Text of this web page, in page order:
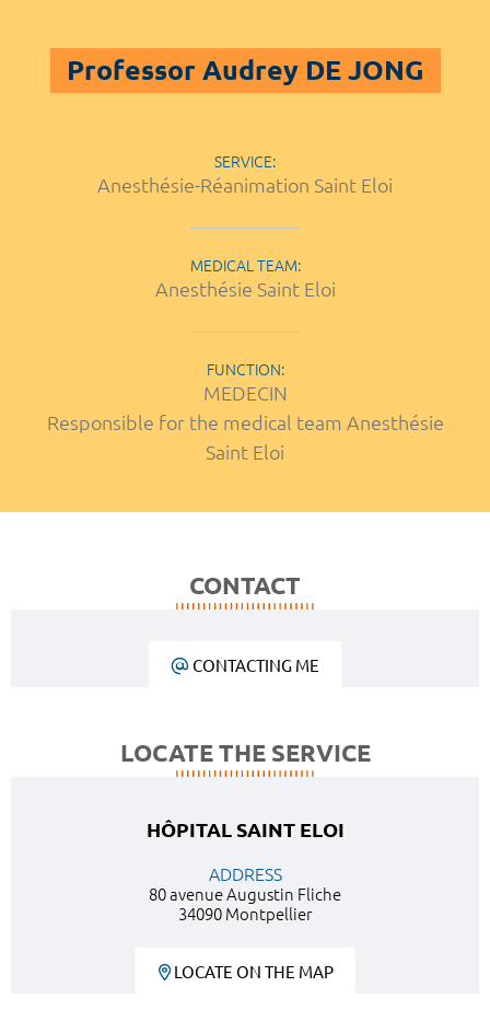
Professor Audrey DE JONG
SERVICE:
Anesthésie-Réanimation Saint Eloi
MEDICAL TEAM:
Anesthésie Saint Eloi
FUNCTION:
MEDECIN
Responsible for the medical team Anesthésie
Saint Eloi
CONTACT
CONTACTING ME
LOCATE THE SERVICE
HÔPITAL SAINT ELOI
ADDRESS
80 avenue Augustin Fliche
34090 Montpellier
LOCATE ON THE MAP